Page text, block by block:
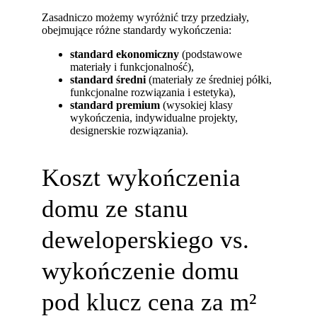
Zasadniczo możemy wyróżnić trzy przedziały,
obejmujące różne standardy wykończenia:
standard ekonomiczny (podstawowe
materiały i funkcjonalność),
standard średni (materiały ze średniej półki,
funkcjonalne rozwiązania i estetyka),
standard premium (wysokiej klasy
wykończenia, indywidualne projekty,
designerskie rozwiązania).
Koszt wykończenia
domu ze stanu
deweloperskiego vs.
wykończenie domu
pod klucz cena za m²